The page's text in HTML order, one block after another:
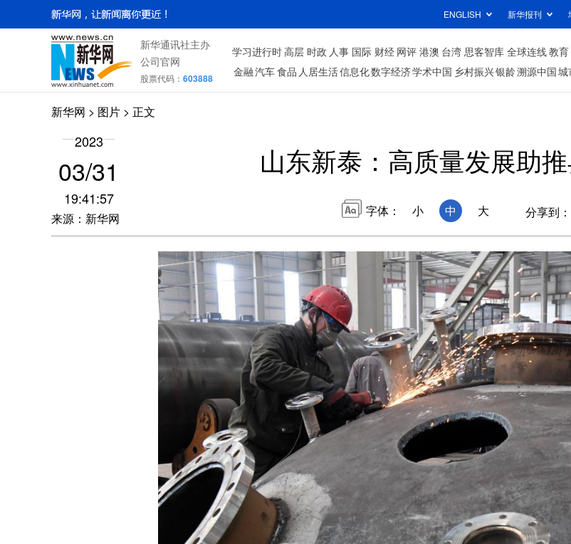
ENGLISH 新华报刊
新华通讯社主办
公司官网
股票代码： 603888
学习进行时高层 时政 人事 国际 财经 网评 港澳 台湾 思客智库 全球连线教育
金融汽车食品 人居生活信息化数字经济学术中国 乡村振兴银龄溯源中国城
新华网 > 图片 > 正文
2023
03/31
19:41:57
来源：新华网
山东新泰：高质量发展助
字体： 小 中 大 分享到：